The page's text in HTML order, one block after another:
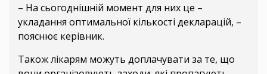
– На сьогоднішній момент для них це –
укладання оптимальної кількості декларацій, –
пояснює керівник.
Також лікарям можуть доплачувати за те, що